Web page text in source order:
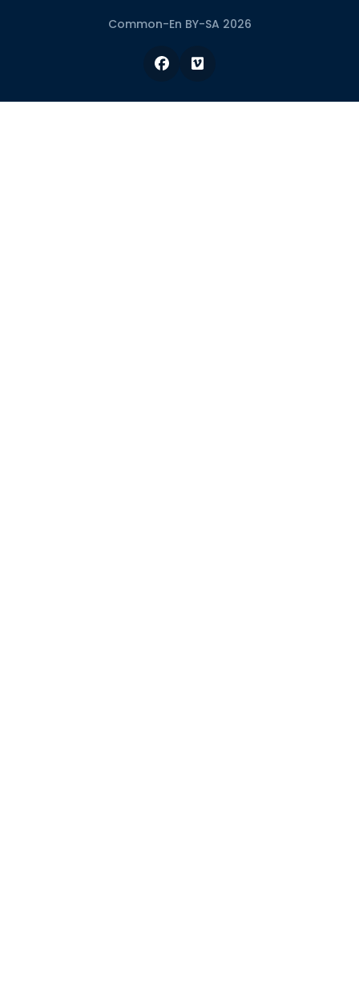
Common-En BY-SA 2026
Facebook
Vimeo